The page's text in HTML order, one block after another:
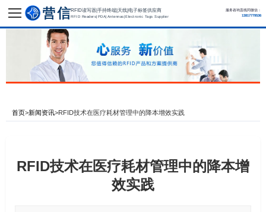
RFID读写器|手持终端|天线|电子标签供应商
RFID Readers|PDA|Antennas|Electronic Tags Supplier
服务咨询直线同微信：
13817779536
首页>新闻资讯>RFID技术在医疗耗材管理中的降本增效实践
RFID技术在医疗耗材管理中的降本增
效实践